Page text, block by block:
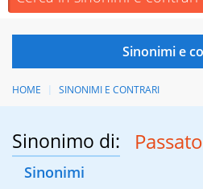
HOME SINONIMI E CONTRARI
Sinonimo di: Passato
Sinonimi